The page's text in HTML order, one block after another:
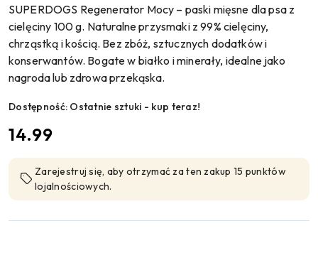
SUPERDOGS Regenerator Mocy – paski mięsne dla psa z
cielęciny 100 g. Naturalne przysmaki z 99% cielęciny,
chrząstką i kością. Bez zbóż, sztucznych dodatków i
konserwantów. Bogate w białko i minerały, idealne jako
nagroda lub zdrowa przekąska.
Dostępność: Ostatnie sztuki - kup teraz!
cena:
14.99
Zarejestruj się, aby otrzymać za ten zakup 15 punktów
lojalnościowych.